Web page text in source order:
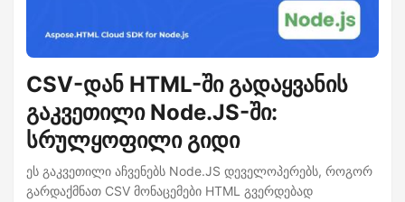
CSV-დან HTML-ში გადაყვანის
გაკვეთილი Node.JS-ში:
სრულყოფილი გიდი
ეს გაკვეთილი აჩვენებს Node.JS დეველოპერებს, როგორ
გარდაქმნათ CSV მონაცემები HTML გვერდებად